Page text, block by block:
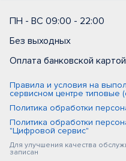
ПН - ВС 09:00 - 22:00
Без выходных
Оплата банковской картой
Правила и условия на
сервисном центре типовые
Политика обработки
Политика обработки
"Цифровой сервис"
Для улучшения качества
записан